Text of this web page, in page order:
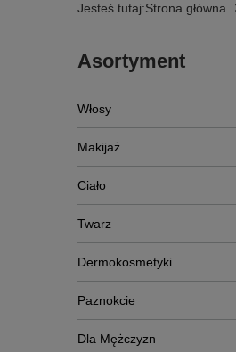
Jesteś tutaj:Strona główna
Asortyment
Włosy
Makijaż
Ciało
Twarz
Dermokosmetyki
Paznokcie
Dla Mężczyzn